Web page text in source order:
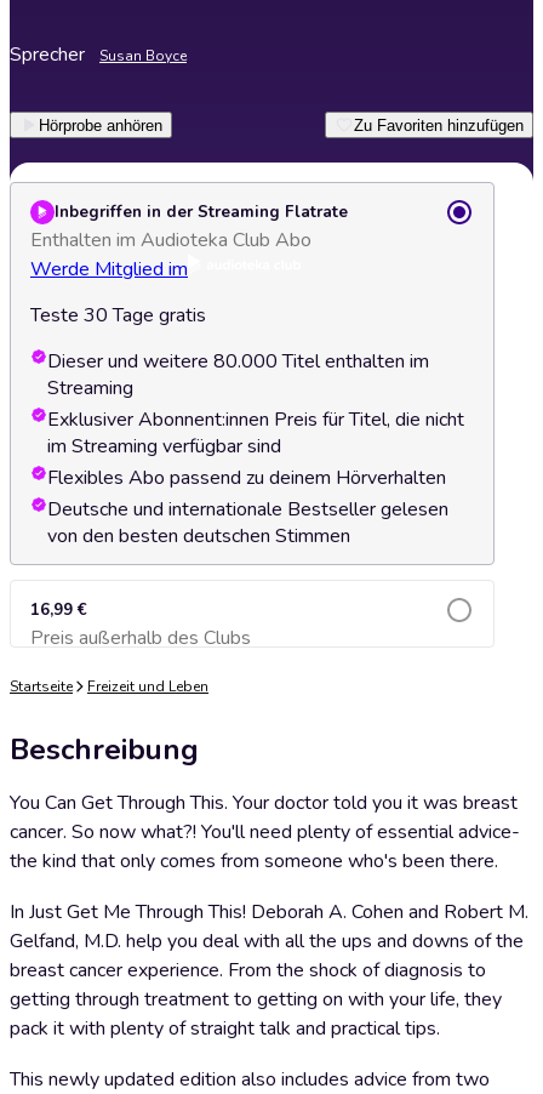
Sprecher Susan Boyce
Hörprobe anhören Zu Favoriten hinzufügen
Inbegriffen in der Streaming Flatrate
Enthalten im Audioteka Club Abo
Werde Mitglied im
Teste 30 Tage gratis
Dieser und weitere 80.000 Titel enthalten im
Streaming
Exklusiver Abonnent:innen Preis für Titel, die nicht
im Streaming verfügbar sind
Flexibles Abo passend zu deinem Hörverhalten
Deutsche und internationale Bestseller gelesen
von den besten deutschen Stimmen
16,99 €
Preis außerhalb des ClubsZum Warenkorb hinzufügen
Startseite Freizeit und Leben
Beschreibung
You Can Get Through This. Your doctor told you it was breast
cancer. So now what?! You'll need plenty of essential advice-
the kind that only comes from someone who's been there.
In Just Get Me Through This! Deborah A. Cohen and Robert M.
Gelfand, M.D. help you deal with all the ups and downs of the
breast cancer experience. From the shock of diagnosis to
getting through treatment to getting on with your life, they
pack it with plenty of straight talk and practical tips.
This newly updated edition also includes advice from two